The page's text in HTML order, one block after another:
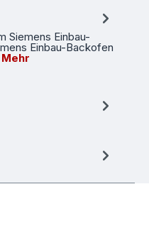
Siemens Einbau-
Einbau-Backofen
Mehr